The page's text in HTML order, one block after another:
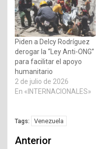
Piden a Delcy Rodríguez
derogar la “Ley Anti-ONG”
para facilitar el apoyo
humanitario
2 de julio de 2026
En «INTERNACIONALES»
Tags: Venezuela
Navegación
Anterior